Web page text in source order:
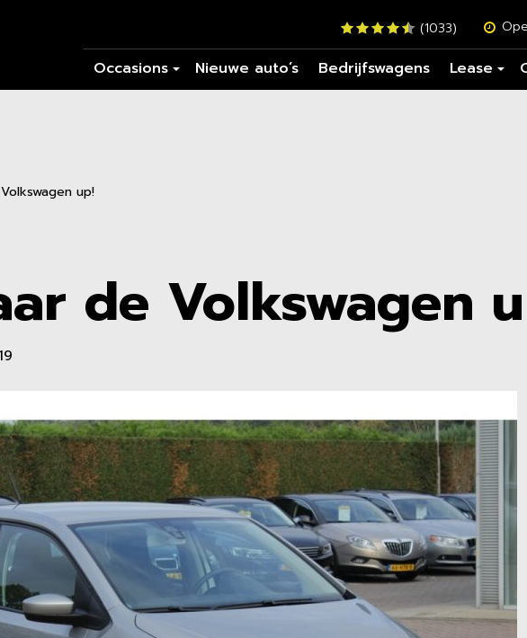
(1033)
Occasions Nieuwe auto’s Bedrijfswagens Lease
up!
de Volkswagen